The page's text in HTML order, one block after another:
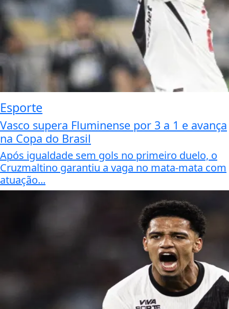
Esporte
Vasco supera Fluminense por 3 a 1 e avança
na Copa do Brasil
Após igualdade sem gols no primeiro duelo, o
Cruzmaltino garantiu a vaga no mata-mata com
atuação...